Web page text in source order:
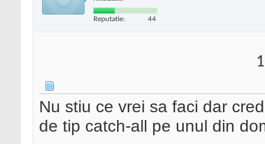
Reputatie: 44
Nu stiu ce vrei sa faci dar
de tip catch-all pe unul din